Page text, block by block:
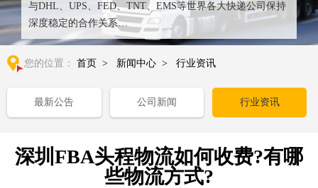
与DHL、UPS、FED、TNT、EMS等世界各大快递公司保持
深度稳定的合作关系
整合全球优质物流运输资源,满足国内外客户更多个性化需求
您的位置： 首页 > 新闻中心 > 行业资讯
最新公告 公司新闻 行业资讯
深圳FBA头程物流如何收费?有哪
些物流方式?